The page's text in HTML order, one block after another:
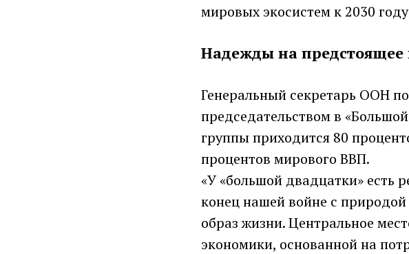
мировых экосистем к 2030
Надежды на предстоящее
Генеральный секретарь ООН
председательством в
группы приходится 80
процентов мирового ВВП.
«У «большой двадцатки» есть
конец нашей войне с
образ жизни. Центральное
экономики, основанной на